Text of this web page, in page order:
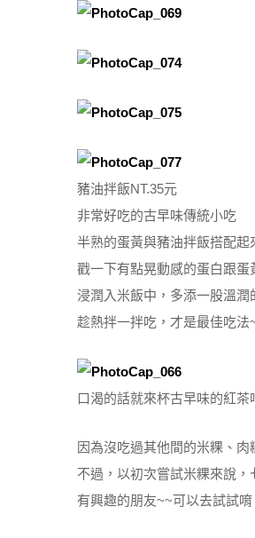
豬油拌飯NT.35元
非常好吃的古早味傳統小吃
半熟的蛋黃與豬油拌飯搭配起
戳一下有點晃動感的蛋白跟
浸潤入米飯中，多添一股溫潤
趁熱拌一拌吃，才是最佳吃法
口渴的話就來杯古早味的紅茶
因為沒吃過其他間的米粿、
不過，以初次嘗試米粿來說
有興趣的朋友~~可以去試試